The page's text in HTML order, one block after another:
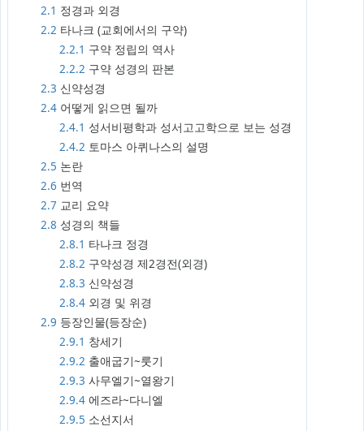
2.1 정경과 외경
2.2 타나크 (교회에서의 구약)
2.2.1 구약 정립의 역사
2.2.2 구약 성경의 판본
2.3 신약성경
2.4 어떻게 읽으면 될까
2.4.1 성서비평학과 성서고고학으로 보는 성경
2.4.2 토마스 아퀴나스의 설명
2.5 논란
2.6 번역
2.7 교리 요약
2.8 성경의 책들
2.8.1 타나크 정경
2.8.2 구약성경 제2경전(외경)
2.8.3 신약성경
2.8.4 외경 및 위경
2.9 등장인물(등장순)
2.9.1 창세기
2.9.2 출애굽기~룻기
2.9.3 사무엘기~열왕기
2.9.4 에즈라~다니엘
2.9.5 소선지서